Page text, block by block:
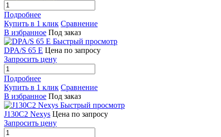
Подробнее
Купить в 1 клик Сравнение
В избранное Под заказ
Быстрый просмотр
DPA/S 65 E Цена по запросу
Запросить цену
Подробнее
Купить в 1 клик Сравнение
В избранное Под заказ
Быстрый просмотр
J130C2 Nexys Цена по запросу
Запросить цену